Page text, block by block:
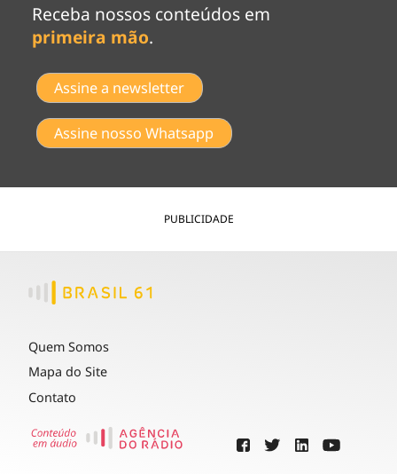
Receba nossos conteúdos em
primeira mão.
Assine a newsletter
Assine nosso Whatsapp
PUBLICIDADE
Quem Somos
Mapa do Site
Contato